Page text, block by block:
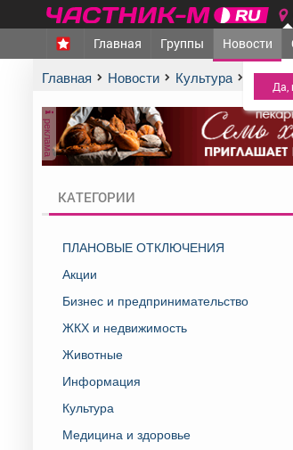
Главная Группы Новости
Главная Новости Культура I
реклама
КАТЕГОРИИ
ПЛАНОВЫЕ ОТКЛЮЧЕНИЯ
Акции
Бизнес и предпринимательство
ЖКХ и недвижимость
Животные
Информация
Культура
Медицина и здоровье